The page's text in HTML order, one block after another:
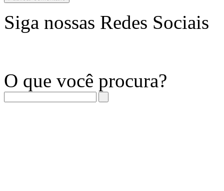
Siga nossas Redes Sociais
O que você procura?